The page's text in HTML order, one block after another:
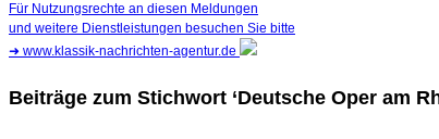
Für Nutzungsrechte an diesen Meldungen
und weitere Dienstleistungen besuchen Sie bitte
➜ www.klassik-nachrichten-agentur.de
Beiträge zum Stichwort ‘Deutsche Oper am